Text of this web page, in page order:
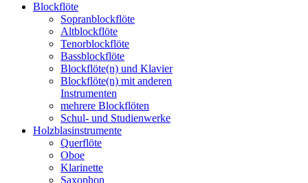
Blockflöte
Sopranblockflöte
Altblockflöte
Tenorblockflöte
Bassblockflöte
Blockflöte(n) und Klavier
Blockflöte(n) mit anderen
Instrumenten
mehrere Blockflöten
Schul- und Studienwerke
Holzblasinstrumente
Querflöte
Oboe
Klarinette
Saxophon